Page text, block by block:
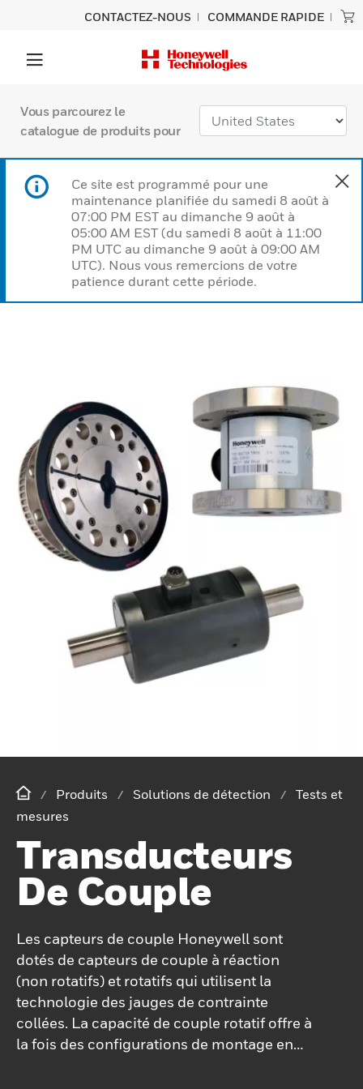
CONTACTEZ-NOUS COMMANDE RAPIDE
Vous parcourez le
catalogue de produits pour
Ce site est programmé pour une
maintenance planifiée du samedi 8 août à
07:00 PM EST au dimanche 9 août à
05:00 AM EST (du samedi 8 août à 11:00
PM UTC au dimanche 9 août à 09:00 AM
UTC). Nous vous remercions de votre
patience durant cette période.
Produits Solutions de détection
Tests et
mesures
Transducteurs
De Couple
Les capteurs de couple Honeywell sont
dotés de capteurs de couple à réaction
(non rotatifs) et rotatifs qui utilisent la
technologie des jauges de contrainte
collées. La capacité de couple rotatif offre à
la fois des configurations de montage en